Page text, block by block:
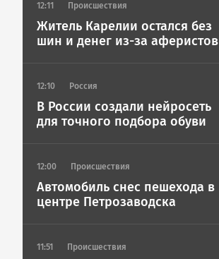
12:11 Происшествия
Житель Карелии остался без
шин и денег из-за аферистов
12:10 Россия
В России создали нейросеть
для точного подбора обуви
12:00 Происшествия
Автомобиль снес пешехода в
центре Петрозаводска
11:51 Происшествия